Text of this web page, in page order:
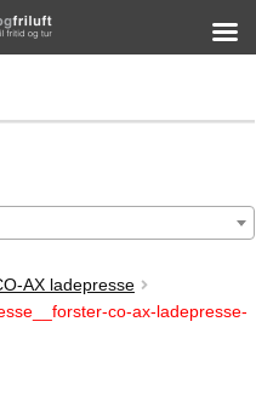
AX ladepresse
co-ax-ladepresse-